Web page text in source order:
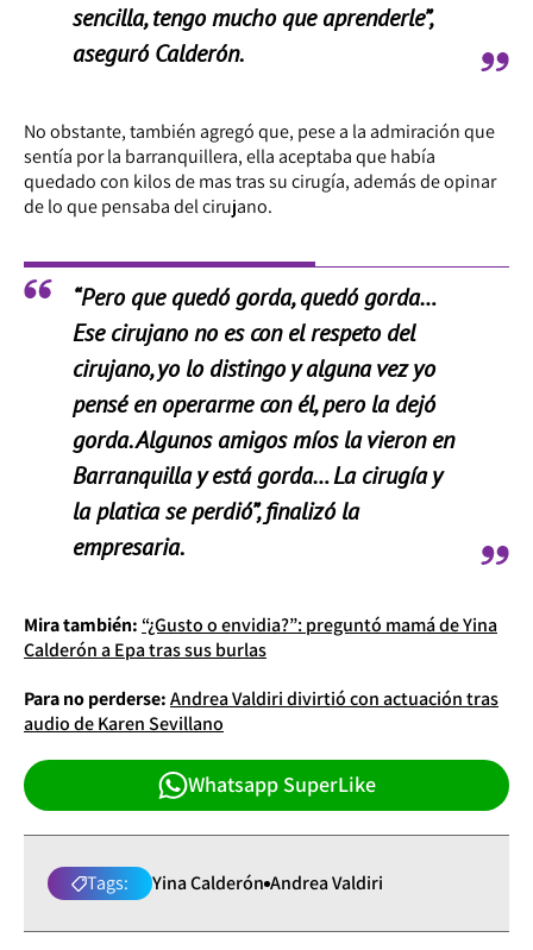
sencilla, tengo mucho que aprenderle”,
aseguró Calderón.
No obstante, también agregó que, pese a la admiración que
sentía por la barranquillera, ella aceptaba que había
quedado con kilos de mas tras su cirugía, además de opinar
de lo que pensaba del cirujano.
“Pero que quedó gorda, quedó gorda…
Ese cirujano no es con el respeto del
cirujano, yo lo distingo y alguna vez yo
pensé en operarme con él, pero la dejó
gorda. Algunos amigos míos la vieron en
Barranquilla y está gorda… La cirugía y
la platica se perdió”, finalizó la
empresaria.
Mira también: “¿Gusto o envidia?”: preguntó mamá de Yina
Calderón a Epa tras sus burlas
Para no perderse:Andrea Valdiri divirtió con actuación tras
audio de Karen Sevillano
Whatsapp SuperLike
Tags: Yina Calderón Andrea Valdiri